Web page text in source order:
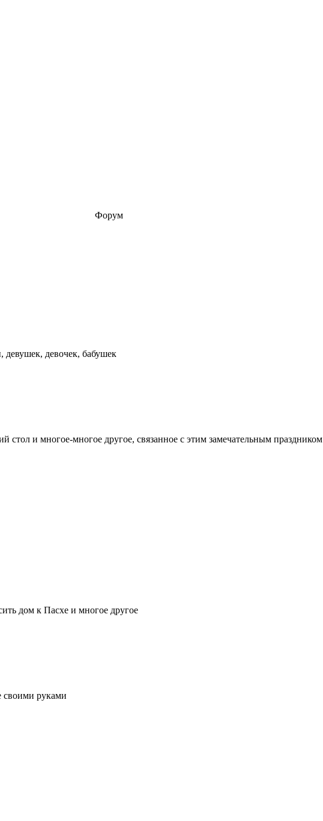
Форум
девочек, бабушек
стол и многое-многое другое, связанное с этим замечательным праздником
дом к Пасхе и многое другое
своими руками